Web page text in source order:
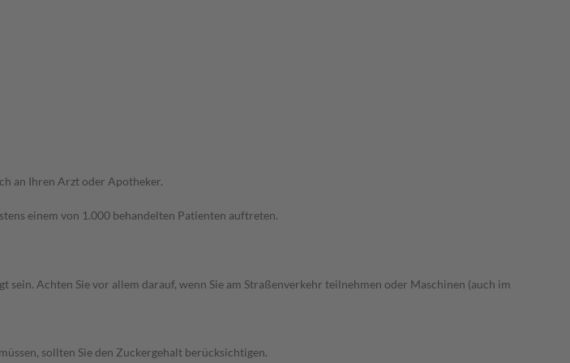
an Ihren Arzt oder Apotheker.
einem von 1.000 behandelten Patienten auftreten.
Achten Sie vor allem darauf, wenn Sie am Straßenverkehr teilnehmen oder Maschinen (auch im
sollten Sie den Zuckergehalt berücksichtigen.